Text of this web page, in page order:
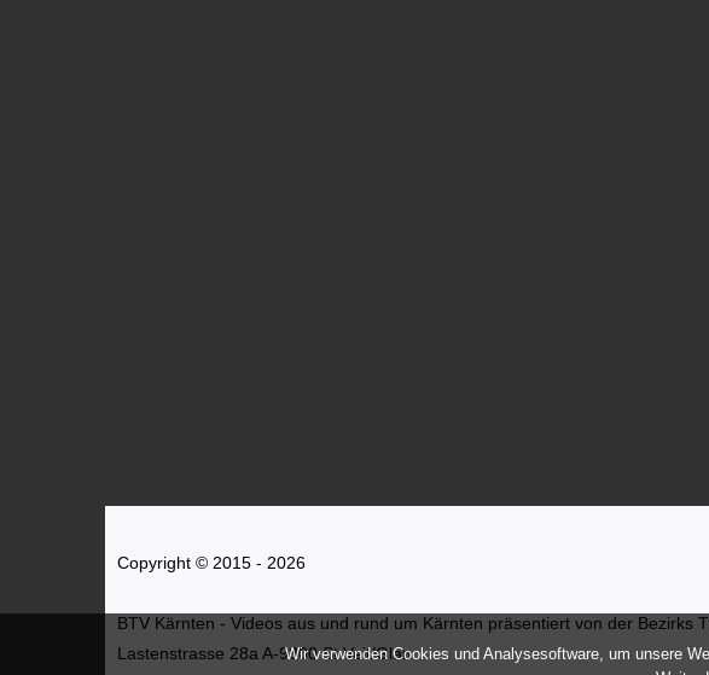
Wir verwenden Cookies und Analysesoftware, um unsere
Copyright © 2015 - 2026
BTV Kärnten - Videos aus und rund um Kärnten präsentiert von der Bezirks
Lastenstrasse 28a A-9300 St.Veit/Glan